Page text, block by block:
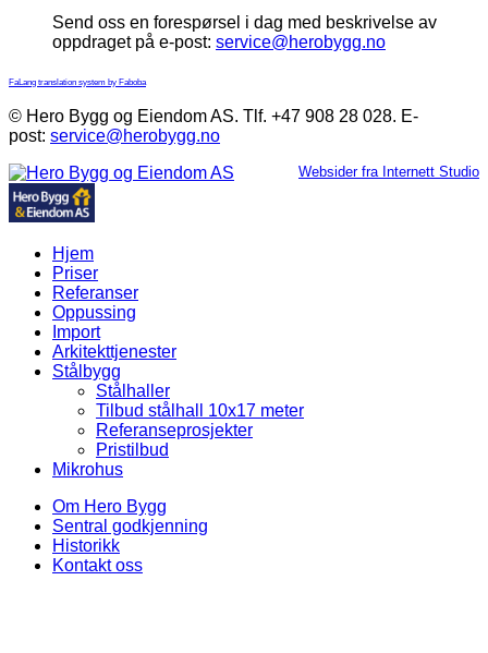
Send oss en forespørsel i dag med beskrivelse av
oppdraget på e-post: service@herobygg.no
FaLang translation system by Faboba
© Hero Bygg og Eiendom AS. Tlf. +47 908 28 028. E-
post: service@herobygg.no
Websider fra Internett Studio
Hjem
Priser
Referanser
Oppussing
Import
Arkitekttjenester
Stålbygg
Stålhaller
Tilbud stålhall 10x17 meter
Referanseprosjekter
Pristilbud
Mikrohus
Om Hero Bygg
Sentral godkjenning
Historikk
Kontakt oss